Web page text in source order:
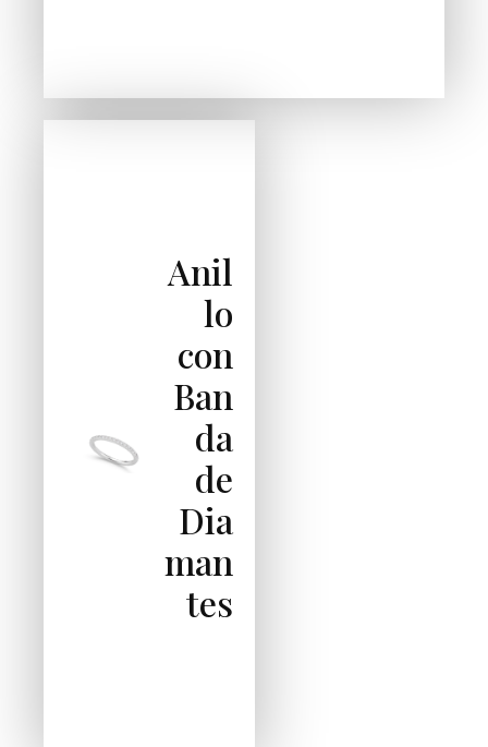
Anil
lo
con
Ban
da
de
Dia
man
tes